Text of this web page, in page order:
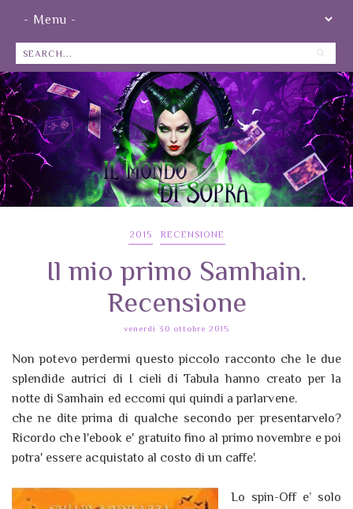
2015 RECENSIONE
Il mio primo Samhain.
Recensione
venerdì 30 ottobre 2015
Non potevo perdermi questo piccolo racconto che le due
splendide autrici di I cieli di Tabula hanno creato per la
notte di Samhain ed eccomi qui quindi a parlarvene.
che ne dite prima di qualche secondo per presentarvelo?
Ricordo che l'ebook e' gratuito fino al primo novembre e poi
potra' essere acquistato al costo di un caffe'.
Lo spin-Off e’ solo